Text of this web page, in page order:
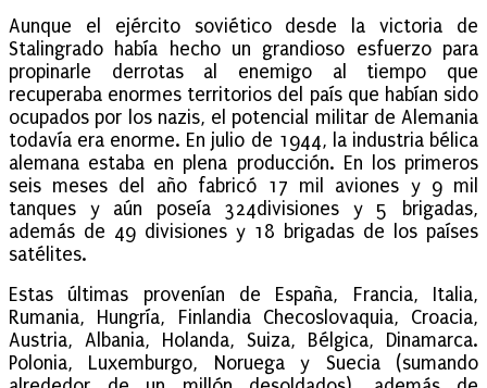
Aunque el ejército soviético desde la victoria de
Stalingrado había hecho un grandioso esfuerzo para
propinarle derrotas al enemigo al tiempo que
recuperaba enormes territorios del país que habían sido
ocupados por los nazis, el potencial militar de Alemania
todavía era enorme. En julio de 1944, la industria bélica
alemana estaba en plena producción. En los primeros
seis meses del año fabricó 17 mil aviones y 9 mil
tanques y aún poseía 324divisiones y 5 brigadas,
además de 49 divisiones y 18 brigadas de los países
satélites.
Estas últimas provenían de España, Francia, Italia,
Rumania, Hungría, Finlandia Checoslovaquia, Croacia,
Austria, Albania, Holanda, Suiza, Bélgica, Dinamarca.
Polonia, Luxemburgo, Noruega y Suecia (sumando